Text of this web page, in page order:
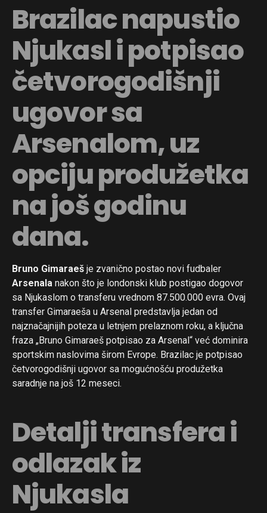
Brazilac napustio
Njukasl i potpisao
četvorogodišnji
ugovor sa
Arsenalom, uz
opciju produžetka
na još godinu
dana.
Bruno Gimaraeš je zvanično postao novi fudbaler
Arsenala nakon što je londonski klub postigao dogovor
sa Njukaslom o transferu vrednom 87.500.000 evra. Ovaj
transfer Gimaraeša u Arsenal predstavlja jedan od
najznačajnijih poteza u letnjem prelaznom roku, a ključna
fraza „Bruno Gimaraeš potpisao za Arsenal“ već dominira
sportskim naslovima širom Evrope. Brazilac je potpisao
četvorogodišnji ugovor sa mogućnošću produžetka
saradnje na još 12 meseci.
Detalji transfera i
odlazak iz
Njukasla